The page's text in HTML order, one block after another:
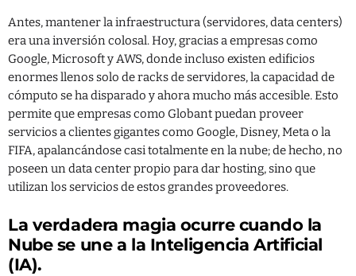
Antes, mantener la infraestructura (servidores, data centers)
era una inversión colosal. Hoy, gracias a empresas como
Google, Microsoft y AWS, donde incluso existen edificios
enormes llenos solo de racks de servidores, la capacidad de
cómputo se ha disparado y ahora mucho más accesible. Esto
permite que empresas como Globant puedan proveer
servicios a clientes gigantes como Google, Disney, Meta o la
FIFA, apalancándose casi totalmente en la nube; de hecho, no
poseen un data center propio para dar hosting, sino que
utilizan los servicios de estos grandes proveedores.
La verdadera magia ocurre cuando la
Nube se une a la Inteligencia Artificial
(IA).